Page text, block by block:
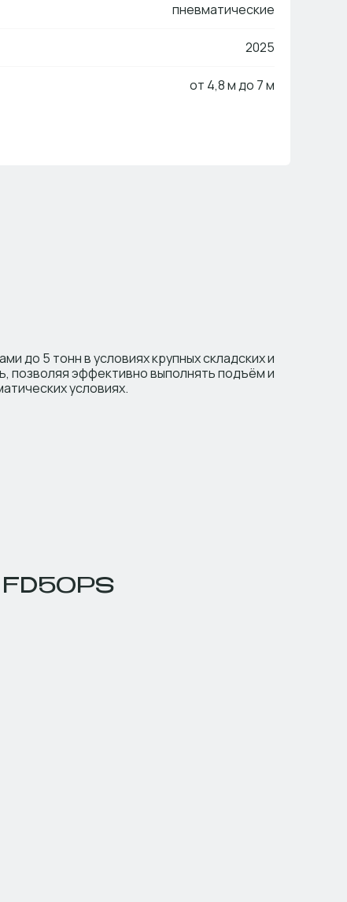
пневматические
2025
от 4,8 м до 7 м
до 5 тонн в условиях крупных складских и
позволяя эффективно выполнять подъём и
условиях.